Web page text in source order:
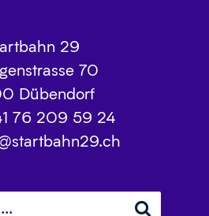
29
70
Dübendorf
76 209 59 24